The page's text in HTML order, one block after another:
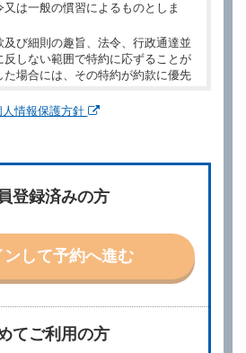
又は一般の慣習によるものとしま
及び細則の趣旨、法令、行政通達並
反しない範囲で特約に応ずることが
た場合には、その特約が約款に優先
等に同意のうえ、別に定める方法に
下「借受条件」といいます。）を明
みを行うことができます。なお、当
びに電子メールによる予約に応じま
のとします。
ら予約の申込みがあったときは、原
保有するレンタカーの範囲内で予約
人情報保護方針
てご利用の方
登録済みの方
ンして予約へ進む